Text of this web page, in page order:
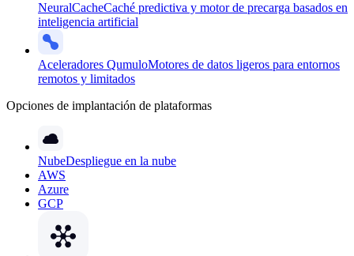
NeuralCacheCaché predictiva y motor de precarga basados en
inteligencia artificial
Aceleradores QumuloMotores de datos ligeros para entornos
remotos y limitados
Opciones de implantación de plataformas
NubeDespliegue en la nube
AWS
Azure
GCP